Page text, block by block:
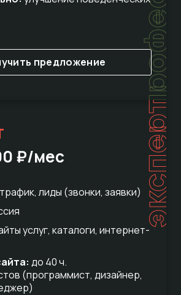
предложение
эксперт
₽/мес
лиды (звонки, заявки)
услуг, каталоги, интернет-
до 40 ч.
(программист, дизайнер,